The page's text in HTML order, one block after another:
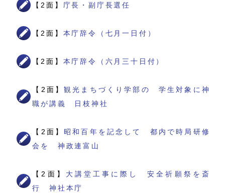
【2面】 庁長・副庁長選任
【2面】 本庁辞令（七月一日付）
【2面】 本庁辞令（六月三十日付）
【2面】観光まちづくり学部の 学生対象に神
職が講義 日枝神社
【2面】 昭和百年を記念して 都内で時局研修
会を 神政連富山
【2面】 大講堂工事に際し 安全祈願祭を斎
行 神社本庁